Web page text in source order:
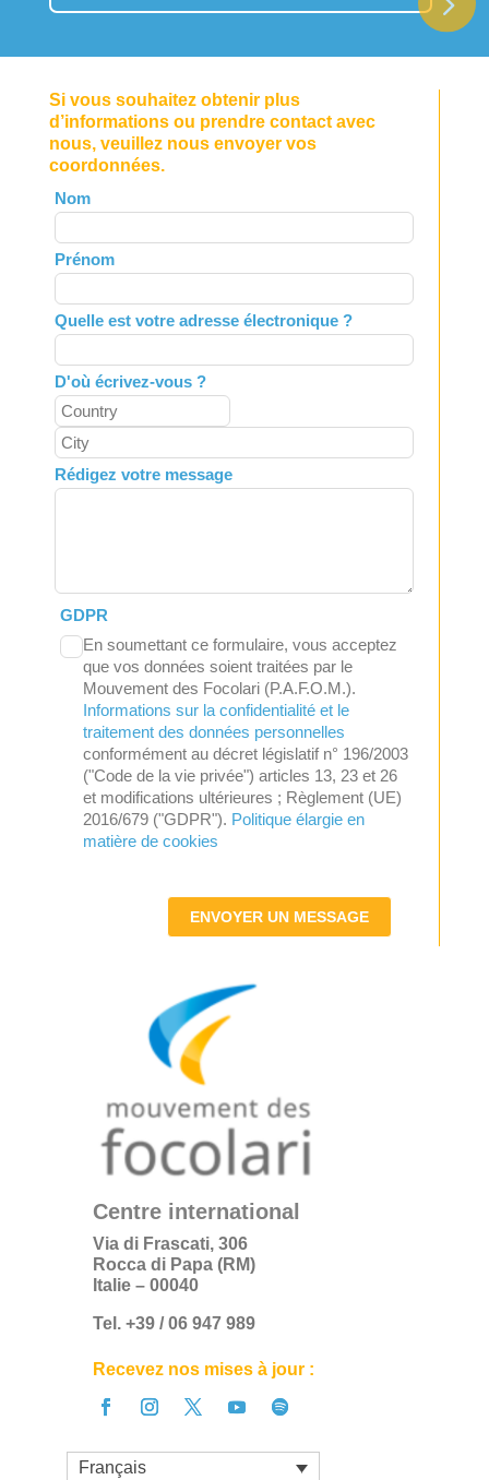
Si vous souhaitez obtenir plus
d’informations ou prendre contact avec
nous, veuillez nous envoyer vos
coordonnées.
Leave
this
field
blank
Nom
Prénom
Quelle est votre adresse électronique ?
D'où écrivez-vous ?
Rédigez votre message
GDPR
En soumettant ce formulaire, vous acceptez
que vos données soient traitées par le
Mouvement des Focolari (P.A.F.O.M.).
Informations sur la confidentialité et le
traitement des données personnelles
conformément au décret législatif n° 196/2003
("Code de la vie privée") articles 13, 23 et 26
et modifications ultérieures ; Règlement (UE)
2016/679 ("GDPR"). Politique élargie en
matière de cookies
ENVOYER UN MESSAGE
Centre international
Via di Frascati, 306
Rocca di Papa (RM)
Italie – 00040
Tel. +39 / 06 947 989
Recevez nos mises à jour :
Français